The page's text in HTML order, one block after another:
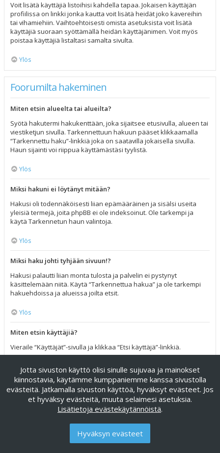
Voit lisätä käyttäjiä listoihisi kahdella tapaa. Jokaisen käyttäjän
profiilissa on linkki jonka kautta voit lisätä heidät joko kavereihin
tai vihamiehiin. Vaihtoehtoisesti omista asetuksista voit lisätä
käyttäjiä suoraan syöttämällä heidän käyttäjänimen. Voit myös
poistaa käyttäjiä listaltasi samalta sivulta.
Ylös
Foorumilta hakeminen
Miten etsin alueelta tai alueilta?
Syötä hakutermi hakukenttään, joka sijaitsee etusivulla, alueen tai
viestiketjun sivulla. Tarkennettuun hakuun pääset klikkaamalla
“Tarkennettu haku”-linkkiä joka on saatavilla jokaisella sivulla.
Haun sijainti voi riippua käyttämästäsi tyylistä.
Ylös
Miksi hakuni ei löytänyt mitään?
Hakusi oli todennäköisesti liian epämääräinen ja sisälsi useita
yleisiä termejä, joita phpBB ei ole indeksoinut. Ole tarkempi ja
käytä Tarkennetun haun valintoja.
Ylös
Miksi haku johti tyhjään sivuun!?
Hakusi palautti liian monta tulosta ja palvelin ei pystynyt
käsittelemään niitä. Käytä “Tarkennettua hakua” ja ole tarkempi
hakuehdoissa ja alueissa joilta etsit.
Ylös
Miten etsin käyttäjiä?
Vieraile “Käyttäjät”-sivulla ja klikkaa “Etsi käyttäjä”-linkkiä.
Ylös
Miten löydän omat viestini ja viestiketjuni?
Omat viestisi näet klikkaamalla “Katso omia viestejäsi”-linkkiä
omissa asetuksissa tai klikkaamalla “Etsi käyttäjän viesteistä”-
foorumin ylälaidassa. Etsiäksesi omia viestiketjuja, käytä
tarkennettua hakua ja täytä sen hakuehdot haluamallasi tavalla.
Jotta sivuston käyttö olisi sinulle sujuvaa ja mainokset
kiinnostavia, käytämme kumppaniemme kanssa sivustolla
evästeitä. Jatkamalla sivuston käyttöä, hyväksyt evästeet. Jos
et hyväksy evästeitä, muuta selaimesi asetuksia.
Lisätietoja evästekäytännöistä.
Hyväksyn evästeet